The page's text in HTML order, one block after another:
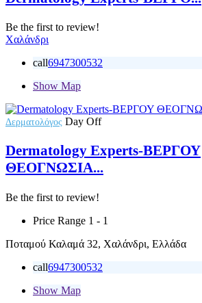
Be the first to review!
Χαλάνδρι
call6947300532
Show Map
Δερματολόγος Day Off
Dermatology Experts-ΒΕΡΓΟΥ
ΘΕΟΓΝΩΣΙΑ...
Be the first to review!
Price Range 1 - 1
Ποταμού Καλαμά 32, Χαλάνδρι, Ελλάδα
call6947300532
Show Map